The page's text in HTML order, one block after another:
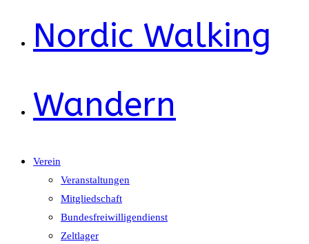
Nordic Walking
Wandern
Verein
Veranstaltungen
Mitgliedschaft
Bundesfreiwilligendienst
Zeltlager